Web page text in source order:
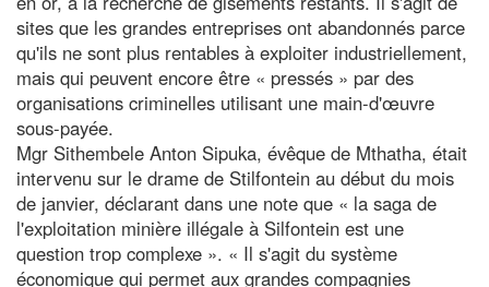
sites que les grandes entreprises ont abandonnés parce
qu'ils ne sont plus rentables à exploiter industriellement,
mais qui peuvent encore être « pressés » par des
organisations criminelles utilisant une main-d'œuvre
sous-payée.
Mgr Sithembele Anton Sipuka, évêque de Mthatha, était
intervenu sur le drame de Stilfontein au début du mois
de janvier, déclarant dans une note que « la saga de
l'exploitation minière illégale à Silfontein est une
question trop complexe ». « Il s'agit du système
économique qui permet aux grandes compagnies